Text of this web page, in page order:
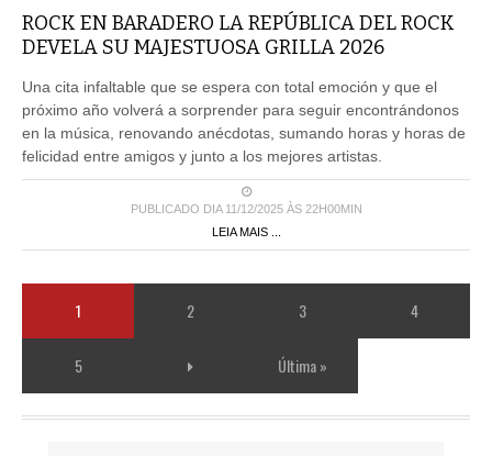
ROCK EN BARADERO LA REPÚBLICA DEL ROCK
DEVELA SU MAJESTUOSA GRILLA 2026
Una cita infaltable que se espera con total emoción y que el
próximo año volverá a sorprender para seguir encontrándonos
en la música, renovando anécdotas, sumando horas y horas de
felicidad entre amigos y junto a los mejores artistas.
PUBLICADO DIA 11/12/2025 ÀS 22H00MIN
LEIA MAIS ...
1 2 3 4
5 Última »